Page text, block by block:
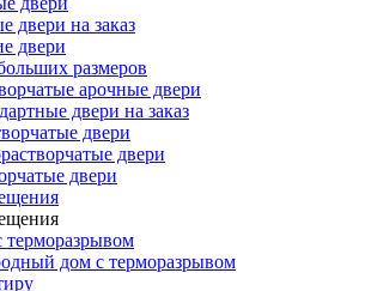
двери на заказ
двери
размеров
арочные двери
двери на заказ
двери
двери
двери
терморазрывом
дом с терморазрывом